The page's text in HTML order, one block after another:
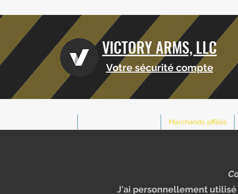
VICTORY ARMS, LLC
Votre sécurité compte
Marchands affiliés
J'ai personnellement